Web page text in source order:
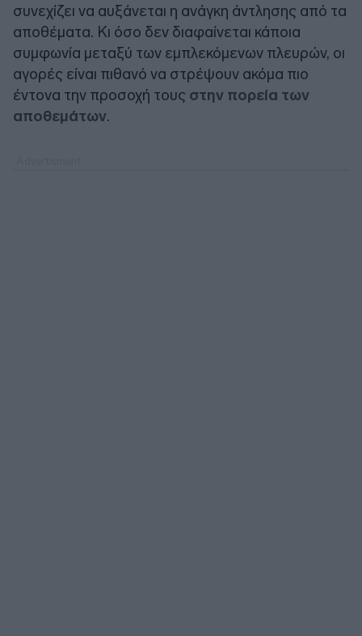
συνεχίζει να αυξάνεται η ανάγκη άντλησης από τα
αποθέματα. Κι όσο δεν διαφαίνεται κάποια
συμφωνία μεταξύ των εμπλεκόμενων πλευρών, οι
αγορές είναι πιθανό να στρέψουν ακόμα πιο
έντονα την προσοχή τους στην πορεία των
αποθεμάτων.